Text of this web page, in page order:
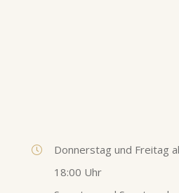
Donnerstag und Freitag
18:00 Uhr